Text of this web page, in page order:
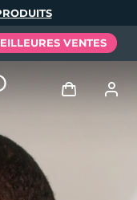
VENTES
Se connecter
de l'utilisateur